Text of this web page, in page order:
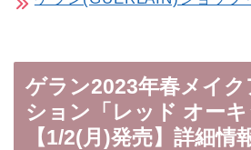
ゲラン2023年春メイ
ション「レッド オーキ
【1/2(月)発売】詳細情